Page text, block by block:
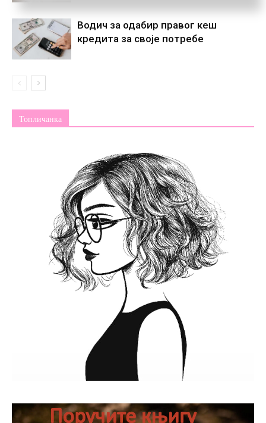
Водич за одабир правог кеш
кредита за своје потребе
Топличанка